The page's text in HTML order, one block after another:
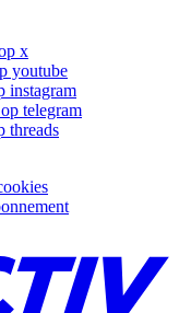
x
youtube
instagram
telegram
threads